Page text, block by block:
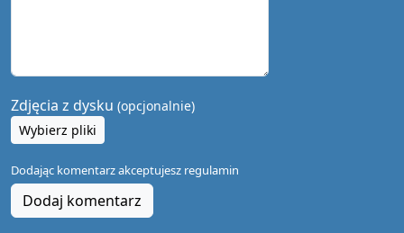
Zdjęcia z dysku (opcjonalnie)
Wybierz pliki
Dodając komentarz akceptujesz regulamin
Dodaj komentarz